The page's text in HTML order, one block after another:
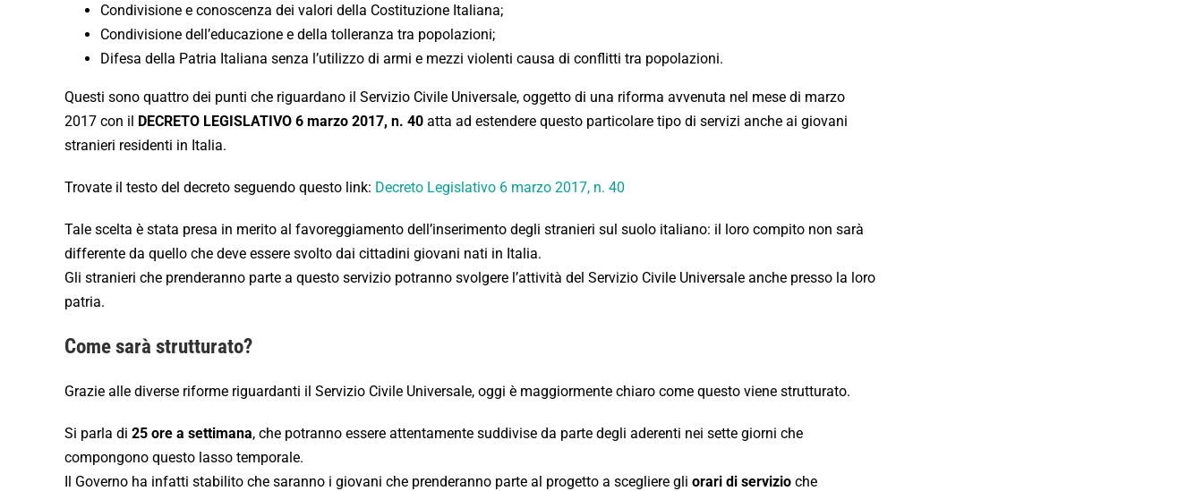
Condivisione e conoscenza dei valori della Costituzione Italiana;
Condivisione dell’educazione e della tolleranza tra popolazioni;
Difesa della Patria Italiana senza l’utilizzo di armi e mezzi violenti causa di conflitti tra popolazioni.
Questi sono quattro dei punti che riguardano il Servizio Civile Universale, oggetto di una riforma avvenuta nel mese di marzo
2017 con il DECRETO LEGISLATIVO 6 marzo 2017, n. 40 atta ad estendere questo particolare tipo di servizi anche ai giovani
stranieri residenti in Italia.
Trovate il testo del decreto seguendo questo link: Decreto Legislativo 6 marzo 2017, n. 40
Tale scelta è stata presa in merito al favoreggiamento dell’inserimento degli stranieri sul suolo italiano: il loro compito non sarà
differente da quello che deve essere svolto dai cittadini giovani nati in Italia.
Gli stranieri che prenderanno parte a questo servizio potranno svolgere l’attività del Servizio Civile Universale anche presso la loro
patria.
Come sarà strutturato?
Grazie alle diverse riforme riguardanti il Servizio Civile Universale, oggi è maggiormente chiaro come questo viene strutturato.
Si parla di 25 ore a settimana, che potranno essere attentamente suddivise da parte degli aderenti nei sette giorni che
compongono questo lasso temporale.
Il Governo ha infatti stabilito che saranno i giovani che prenderanno parte al progetto a scegliere gli orari di servizioche